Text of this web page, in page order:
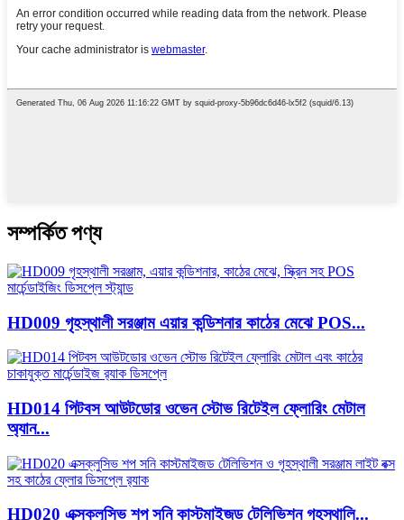
সম্পর্কিত পণ্য
HD009 গৃহস্থালী সরঞ্জাম এয়ার কন্ডিশনার কাঠের মেঝে POS...
HD014 পিটবস আউটডোর ওভেন স্টোভ রিটেইল ফ্লোরিং মেটাল
অ্যান...
HD020 এক্সক্লুসিভ শপ সনি কাস্টমাইজড টেলিভিশন গৃহস্থালি...